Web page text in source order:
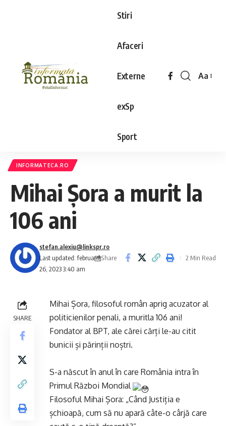
Stiri
Afaceri
Externe
exSp
Sport
Aa
INFORMATECA.RO
Mihai Șora a murit la
106 ani
Last updated: februarie
26, 2023 3:40 am
stefan.alexiu@linkspr.ro
Share
2 Min Read
SHARE
Mihai Șora, filosoful român aprig acuzator al
politicienilor penali, a muritla 106 ani!
Fondator al BPT, ale cărei cărți le-au citit
bunicii și părinții noștri.
S-a născut în anul în care România intra în
Primul Război Mondial
Filosoful Mihai Șora: „Când Justiția e
șchioapă, cum să nu apară câte-o cârjă care